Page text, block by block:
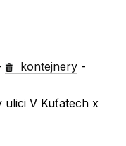
kontejnery -
ulici V Kuťatech x